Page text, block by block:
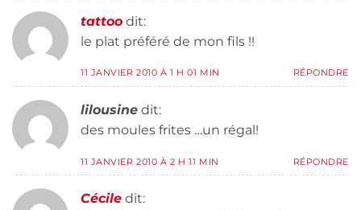
tattoo dit:
le plat préféré de mon fils !!
11 JANVIER 2010 À 1 H 01 MIN RÉPONDRE
lilousine dit:
des moules frites …un régal!
11 JANVIER 2010 À 2 H 11 MIN RÉPONDRE
Cécile dit: